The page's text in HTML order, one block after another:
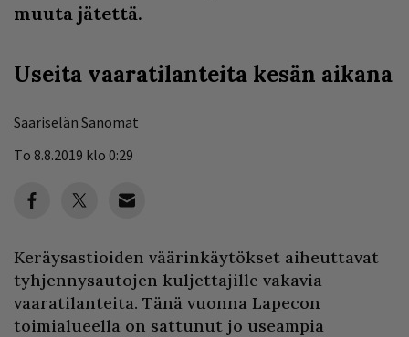
muuta jätettä.
Useita vaaratilanteita kesän aikana
Saariselän Sanomat
To 8.8.2019 klo 0:29
Keräysastioiden väärinkäytökset aiheuttavat
tyhjennysautojen kuljettajille vakavia
vaaratilanteita. Tänä vuonna Lapecon
toimialueella on sattunut jo useampia